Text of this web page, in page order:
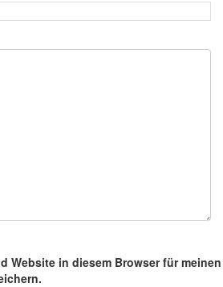
Website in diesem Browser für meinen